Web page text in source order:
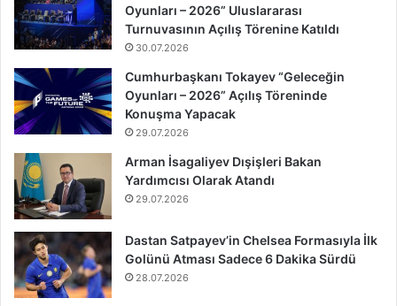
Oyunları – 2026” Uluslararası
Turnuvasının Açılış Törenine Katıldı
30.07.2026
Cumhurbaşkanı Tokayev “Geleceğin
Oyunları – 2026” Açılış Töreninde
Konuşma Yapacak
29.07.2026
Arman İsagaliyev Dışişleri Bakan
Yardımcısı Olarak Atandı
29.07.2026
Dastan Satpayev’in Chelsea Formasıyla İlk
Golünü Atması Sadece 6 Dakika Sürdü
28.07.2026